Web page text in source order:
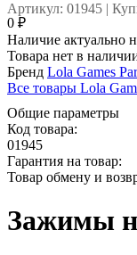
Артикул: 01945 |
0 ₽
Наличие актуально
Товара нет в
Бренд Lola Games
Все товары Lola
Общие параметры
Код товара:
01945
Гарантия на товар:
Товар обмену и
Зажимы